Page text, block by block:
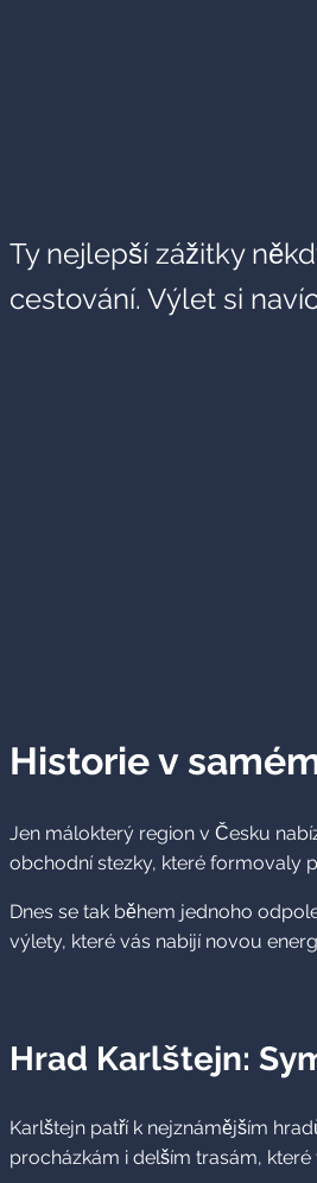
Ty nejlepší zážitky
cestování. Výlet si
Historie v
Jen málokterý region v Česku
obchodní stezky, které formovaly
Dnes se tak během jednoho
výlety, které vás nabijí novou
Hrad Karlštejn:
Karlštejn patří k nejznámějším
procházkám i delším trasám,